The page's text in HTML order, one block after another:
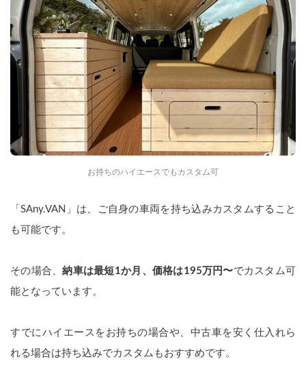
お持ちのハイエースでもカスタム可
「SAny.VAN」は、ご自身の車両を持ち込みカスタムすること
も可能です。
その場合、納車は最短1か月、価格は195万円〜でカスタム可
能となっています。
すでにハイエースをお持ちの場合や、中古車を安く仕入れら
れる場合は持ち込みでカスタムもおすすめです。